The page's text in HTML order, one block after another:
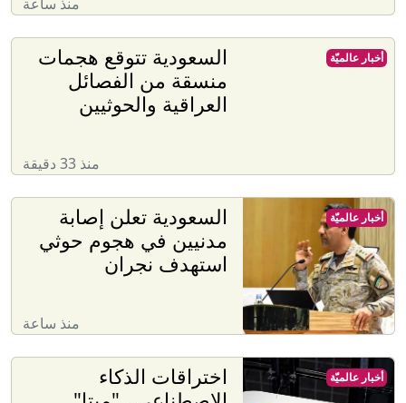
السعودية تتوقع هجمات
منسقة من الفصائل
العراقية والحوثيين
منذ 33 دقيقة
أخبار عالميّة
السعودية تعلن إصابة
مدنيين في هجوم حوثي
استهدف نجران
منذ ساعة
أخبار عالميّة
اختراقات الذكاء
أخبار عالميّة